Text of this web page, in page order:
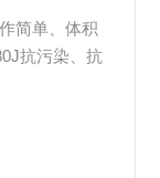
简单、体积